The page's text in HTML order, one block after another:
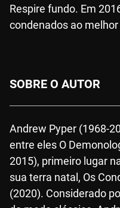
Respire fundo. Em
condenados ao
SOBRE O AUTOR
Andrew Pyper (1968-
entre eles O
2015), primeiro lugar
sua terra natal, Os
(2020). Considerado